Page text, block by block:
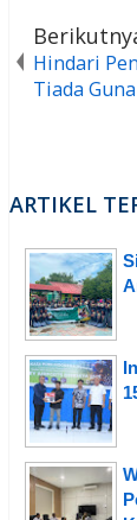
Hindari
Tiada Guna
ARTIKEL